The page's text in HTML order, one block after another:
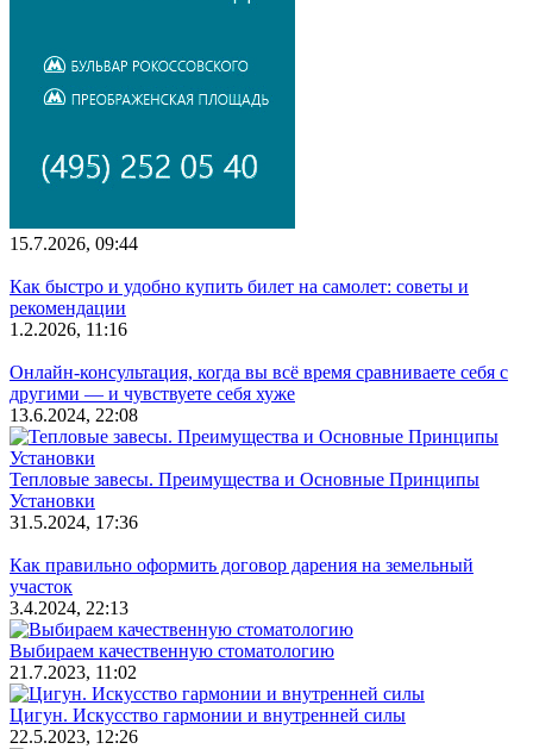
15.7.2026, 09:44
Как быстро и удобно купить билет на самолет: советы и
рекомендации
1.2.2026, 11:16
Онлайн-консультация, когда вы всё время сравниваете себя с
другими — и чувствуете себя хуже
13.6.2024, 22:08
Тепловые завесы. Преимущества и Основные Принципы
Установки
31.5.2024, 17:36
Как правильно оформить договор дарения на земельный
участок
3.4.2024, 22:13
Выбираем качественную стоматологию
21.7.2023, 11:02
Цигун. Искусство гармонии и внутренней силы
22.5.2023, 12:26